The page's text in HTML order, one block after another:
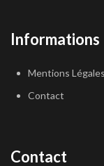
Informations
Mentions Légales
Contact
Contact